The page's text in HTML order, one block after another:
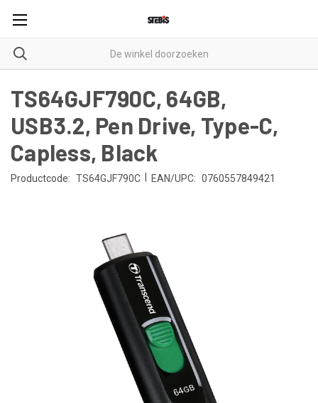
TS64GJF790C, 64GB,
USB3.2, Pen Drive, Type-C,
Capless, Black
Productcode: TS64GJF790C EAN/UPC: 0760557849421